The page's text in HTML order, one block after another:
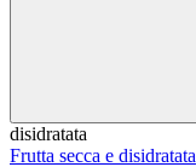
disidratata
Frutta secca e disidratata